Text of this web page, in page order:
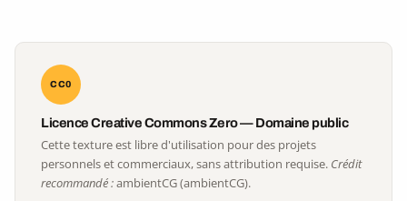
CC0
Licence Creative Commons Zero — Domaine public
Cette texture est libre d'utilisation pour des projets
personnels et commerciaux, sans attribution requise. Crédit
recommandé :ambientCG (ambientCG).